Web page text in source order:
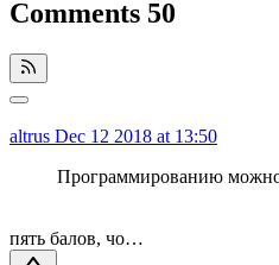
Comments 50
altrus Dec 12 2018 at 13:50
Программированию можно
пять балов, чо…